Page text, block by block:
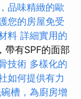
品味精緻的歐
您的房屋免受
料 詳細實用的
帶有SPF的面部
技術 多樣化的
如何提供有力
槽，為廚房增